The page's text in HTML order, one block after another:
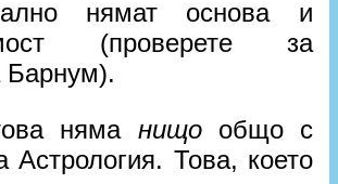
нямат основа и
(проверете за
Барнум).
няма нищообщо с
Астрология. Това, което